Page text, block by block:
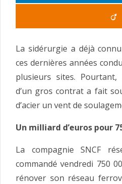
La sidérurgie a déjà
ces dernières années
plusieurs sites.
d’un gros contrat a fait
d’acier un vent de
Un milliard d’euros pour
La compagnie SNCF
commandé vendredi 750
rénover son réseau